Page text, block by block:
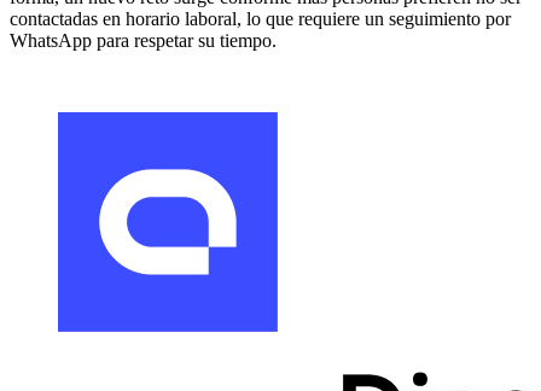
contactadas en horario laboral, lo que requiere un seguimiento por
WhatsApp para respetar su tiempo.